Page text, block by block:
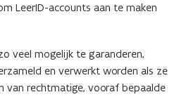
LeerID-accounts aan te maken
veel mogelijk te garanderen,
en verwerkt worden als ze
van rechtmatige, vooraf bepaalde